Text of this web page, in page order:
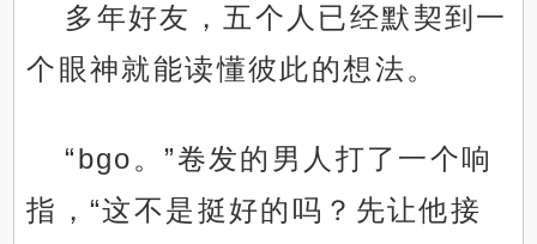
多年好友，五个人已经默契到一
个眼神就能读懂彼此的想法。
“bgo。”卷发的男人打了一个响
指，“这不是挺好的吗？先让他接